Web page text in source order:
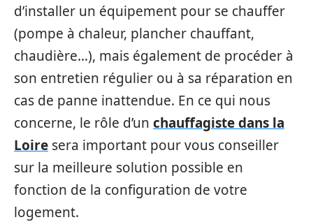
d’installer un équipement pour se chauffer
(pompe à chaleur, plancher chauffant,
chaudière…), mais également de procéder à
son entretien régulier ou à sa réparation en
cas de panne inattendue. En ce qui nous
concerne, le rôle d’un chauffagiste dans la
Loire sera important pour vous conseiller
sur la meilleure solution possible en
fonction de la configuration de votre
logement.